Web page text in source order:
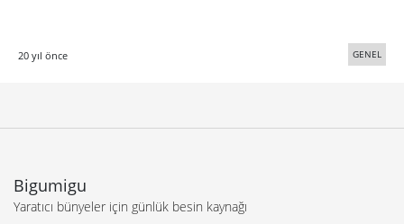
20 yıl önce GENEL
Bigumigu
Yaratıcı bünyeler için günlük besin kaynağı